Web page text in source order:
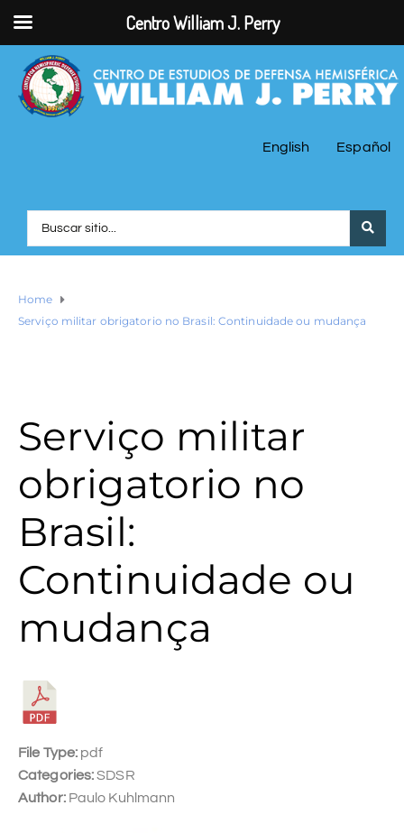
English Español
Home
Serviço militar obrigatorio no Brasil: Continuidade ou mudança
Serviço militar
obrigatorio no
Brasil:
Continuidade ou
mudança
File Type: pdf
Categories:SDSR
Author: Paulo Kuhlmann
Centro William J. Perry